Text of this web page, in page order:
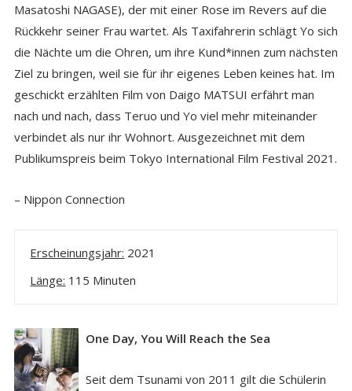
Masatoshi NAGASE), der mit einer Rose im Revers auf die
Rückkehr seiner Frau wartet. Als Taxifahrerin schlägt Yo sich
die Nächte um die Ohren, um ihre Kund*innen zum nächsten
Ziel zu bringen, weil sie für ihr eigenes Leben keines hat. Im
geschickt erzählten Film von Daigo MATSUI erfährt man
nach und nach, dass Teruo und Yo viel mehr miteinander
verbindet als nur ihr Wohnort. Ausgezeichnet mit dem
Publikumspreis beim Tokyo International Film Festival 2021.
– Nippon Connection
Erscheinungsjahr: 2021
Länge: 115 Minuten
One Day, You Will Reach the Sea
Seit dem Tsunami von 2011 gilt die Schülerin